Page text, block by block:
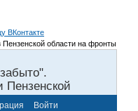
области на фронты
Пензенской
Войти